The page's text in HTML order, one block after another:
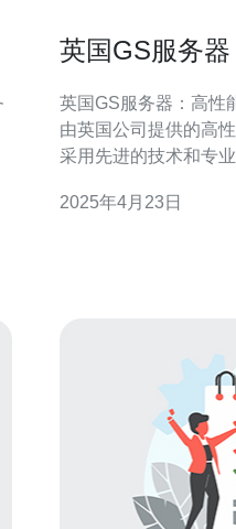
英国GS服务
英国GS服务器：高性能、稳
由英国公司提供的高
采用先进的技术和专
软件设置，提供卓越
2025年4月23日